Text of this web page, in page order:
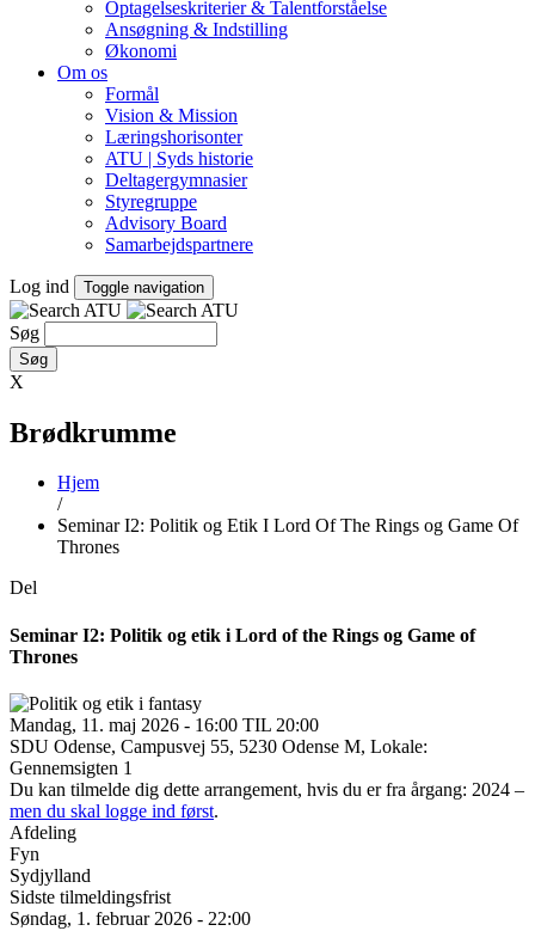
Optagelseskriterier & Talentforståelse
Ansøgning & Indstilling
Økonomi
Om os
Formål
Vision & Mission
Læringshorisonter
ATU | Syds historie
Deltagergymnasier
Styregruppe
Advisory Board
Samarbejdspartnere
Log ind Toggle navigation
Søg
X
Brødkrumme
Hjem
/
Seminar I2: Politik og Etik I Lord Of The Rings og Game Of
Thrones
Del
Seminar I2: Politik og etik i Lord of the Rings og Game of
Thrones
Mandag, 11. maj 2026 - 16:00 TIL 20:00
SDU Odense, Campusvej 55, 5230 Odense M, Lokale:
Gennemsigten 1
Du kan tilmelde dig dette arrangement, hvis du er fra årgang: 2024 –
men du skal logge ind først.
Afdeling
Fyn
Sydjylland
Sidste tilmeldingsfrist
Søndag, 1. februar 2026 - 22:00